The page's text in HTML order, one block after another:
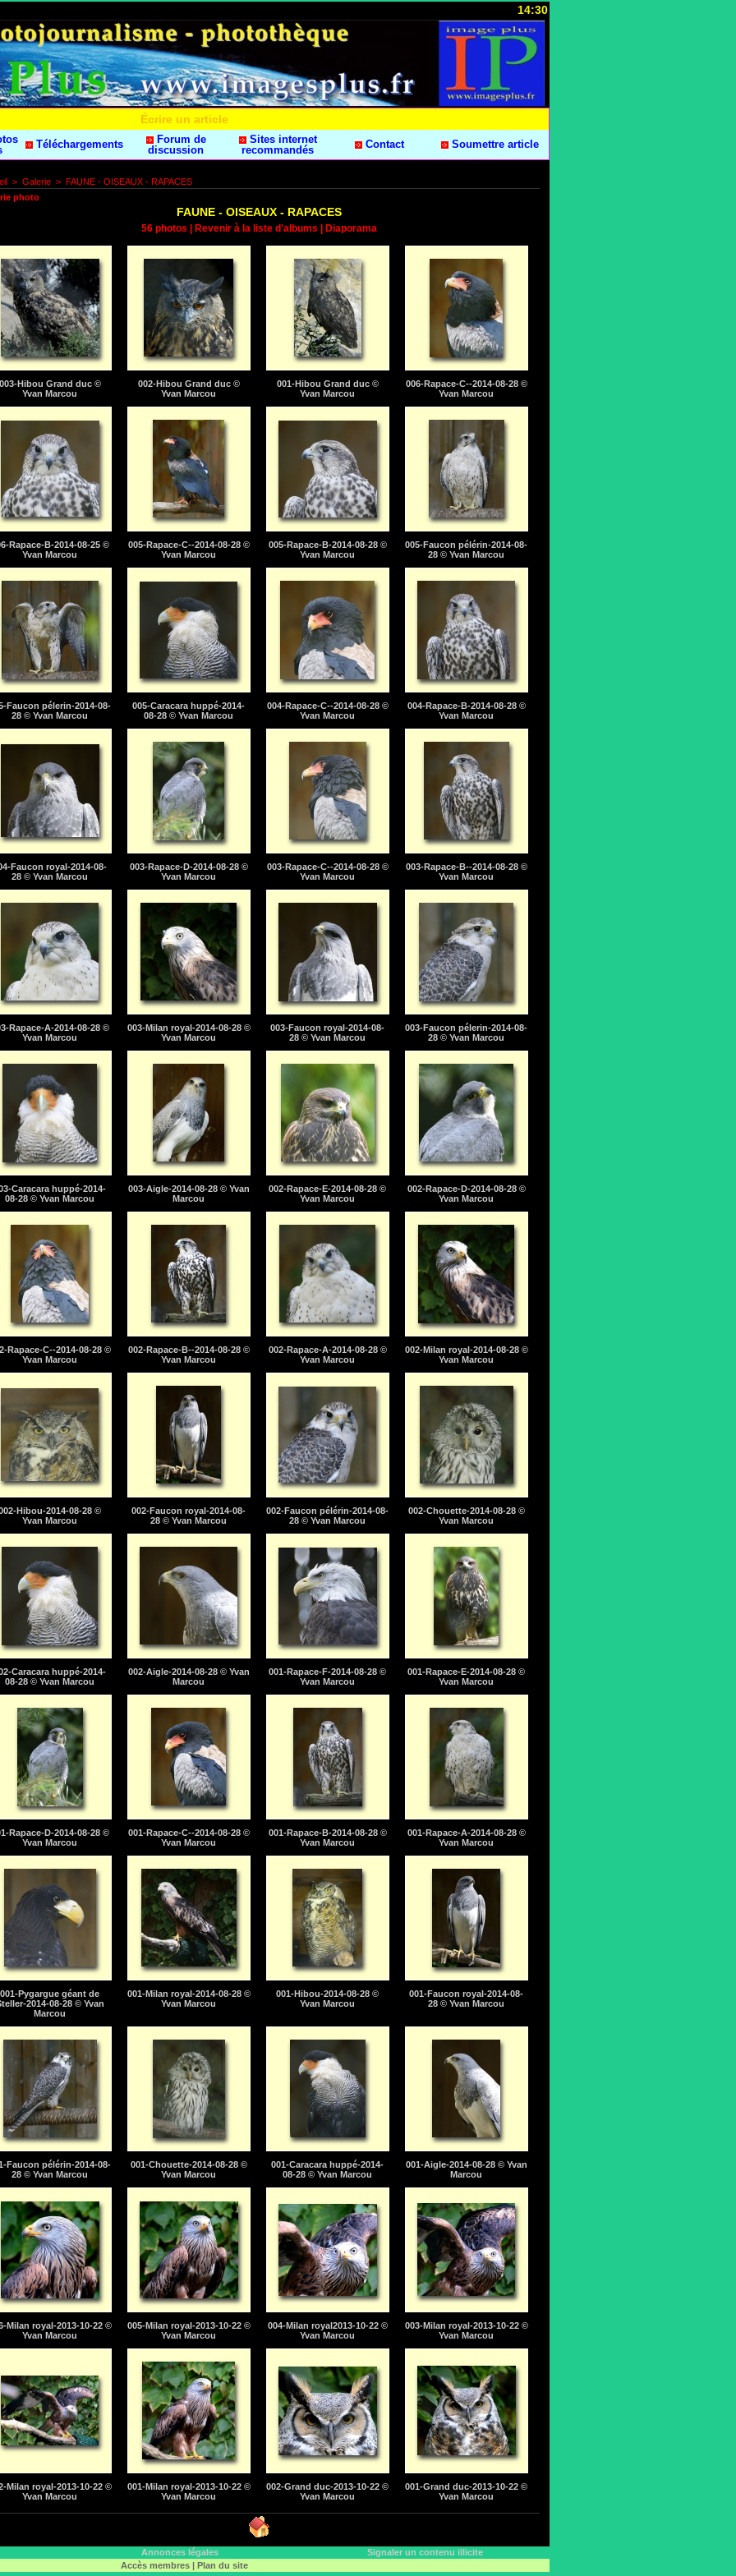
14:30
Écrire un article
Téléchargements
Forum de
discussion
Sites internet
recommandés
Contact Soumettre article
> Galerie > FAUNE - OISEAUX - RAPACES
photo
FAUNE - OISEAUX - RAPACES
56 photos Revenir à la liste d'albums Diaporama
Hibou Grand duc ©
Yvan Marcou
002-Hibou Grand duc ©
Yvan Marcou
001-Hibou Grand duc ©
Yvan Marcou
006-Rapace-C--2014-08-28 ©
Yvan Marcou
Rapace-B-2014-08-25 ©
Yvan Marcou
005-Rapace-C--2014-08-28 ©
Yvan Marcou
005-Rapace-B-2014-08-28 ©
Yvan Marcou
005-Faucon pélérin-2014-08-
28 © Yvan Marcou
Faucon pélerin-2014-08-
28 © Yvan Marcou
005-Caracara huppé-2014-
08-28 © Yvan Marcou
004-Rapace-C--2014-08-28 ©
Yvan Marcou
004-Rapace-B-2014-08-28 ©
Yvan Marcou
Faucon royal-2014-08-
28 © Yvan Marcou
003-Rapace-D-2014-08-28 ©
Yvan Marcou
003-Rapace-C--2014-08-28 ©
Yvan Marcou
003-Rapace-B--2014-08-28 ©
Yvan Marcou
Rapace-A-2014-08-28 ©
Yvan Marcou
003-Milan royal-2014-08-28 ©
Yvan Marcou
003-Faucon royal-2014-08-
28 © Yvan Marcou
003-Faucon pélerin-2014-08-
28 © Yvan Marcou
Caracara huppé-2014-
08-28 © Yvan Marcou
003-Aigle-2014-08-28 © Yvan
Marcou
002-Rapace-E-2014-08-28 ©
Yvan Marcou
002-Rapace-D-2014-08-28 ©
Yvan Marcou
Rapace-C--2014-08-28 ©
Yvan Marcou
002-Rapace-B--2014-08-28 ©
Yvan Marcou
002-Rapace-A-2014-08-28 ©
Yvan Marcou
002-Milan royal-2014-08-28 ©
Yvan Marcou
Hibou-2014-08-28 ©
Yvan Marcou
002-Faucon royal-2014-08-
28 © Yvan Marcou
002-Faucon pélérin-2014-08-
28 © Yvan Marcou
002-Chouette-2014-08-28 ©
Yvan Marcou
Caracara huppé-2014-
08-28 © Yvan Marcou
002-Aigle-2014-08-28 © Yvan
Marcou
001-Rapace-F-2014-08-28 ©
Yvan Marcou
001-Rapace-E-2014-08-28 ©
Yvan Marcou
Rapace-D-2014-08-28 ©
Yvan Marcou
001-Rapace-C--2014-08-28 ©
Yvan Marcou
001-Rapace-B-2014-08-28 ©
Yvan Marcou
001-Rapace-A-2014-08-28 ©
Yvan Marcou
001-Pygargue géant de
2014-08-28 © Yvan
Marcou
001-Milan royal-2014-08-28 ©
Yvan Marcou
001-Hibou-2014-08-28 ©
Yvan Marcou
001-Faucon royal-2014-08-
28 © Yvan Marcou
Faucon pélérin-2014-08-
28 © Yvan Marcou
001-Chouette-2014-08-28 ©
Yvan Marcou
001-Caracara huppé-2014-
08-28 © Yvan Marcou
001-Aigle-2014-08-28 © Yvan
Marcou
Milan royal-2013-10-22 ©
Yvan Marcou
005-Milan royal-2013-10-22 ©
Yvan Marcou
004-Milan royal2013-10-22 ©
Yvan Marcou
003-Milan royal-2013-10-22 ©
Yvan Marcou
Milan royal-2013-10-22 ©
Yvan Marcou
001-Milan royal-2013-10-22 ©
Yvan Marcou
002-Grand duc-2013-10-22 ©
Yvan Marcou
001-Grand duc-2013-10-22 ©
Yvan Marcou
Annonces légales
Signaler un contenu illicite
Accès membres | Plan du site